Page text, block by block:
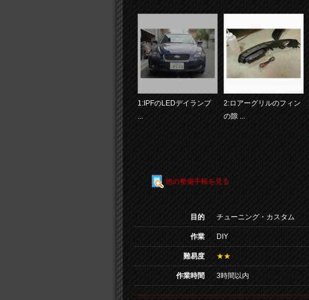
1:IPFのLEDデイランプ
...
2:ロアーグリルのフィン
の隙 ...
他の整備手帳を見る
目的 チューニング・カスタム
作業 DIY
難易度 ★★
作業時間 3時間以内